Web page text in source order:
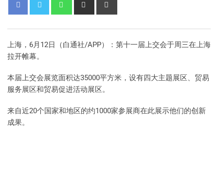
上海，6月12日（白通社/APP）：第十一届上交会于周三在上海
拉开帷幕。
本届上交会展览面积达35000平方米，设有四大主题展区、贸易
服务展区和贸易促进活动展区。
来自近20个国家和地区的约1000家参展商在此展示他们的创新
成果。